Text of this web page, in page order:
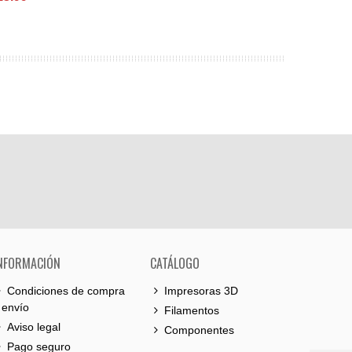
Condiciones de compra
Aviso legal
Pago seguro
CATÁLOGO
Impresoras 3D
Filamentos
Componentes